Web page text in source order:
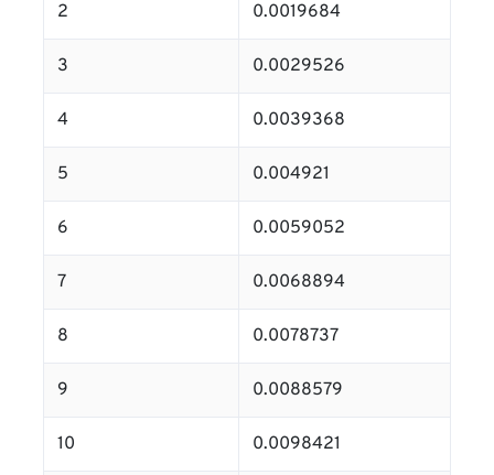
2 0.0019684
3 0.0029526
4 0.0039368
5 0.004921
6 0.0059052
7 0.0068894
8 0.0078737
9 0.0088579
10 0.0098421